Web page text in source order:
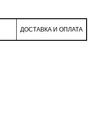
ДОСТАВКА И ОПЛАТА